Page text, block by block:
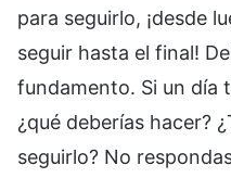
para seguirlo, ¡desde
seguir hasta el final!
fundamento. Si un día
¿qué deberías hacer?
seguirlo? No